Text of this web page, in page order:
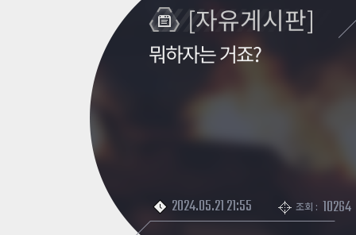
[자유게시판]
뭐하자는 거죠?
2024.05.21 21:55 조회 : 10264